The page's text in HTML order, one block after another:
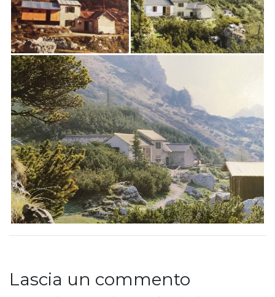
Lascia un commento